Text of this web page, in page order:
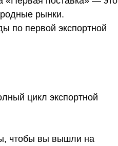
рынки.
по первой экспортной
цикл экспортной
чтобы вы вышли на